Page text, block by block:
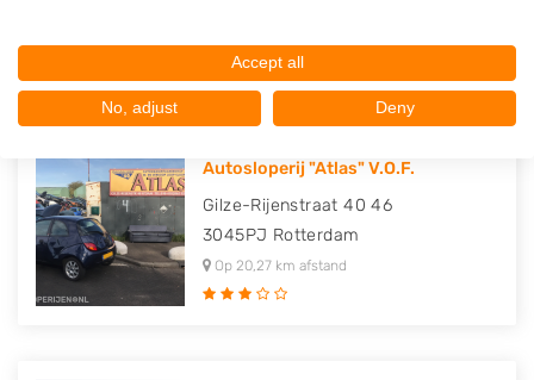
Op 20,26 km afstand
Autosloperij "Atlas" V.O.F.
Gilze-Rijenstraat 40 46
3045PJ Rotterdam
Op 20,27 km afstand
Accept all
No, adjust Deny